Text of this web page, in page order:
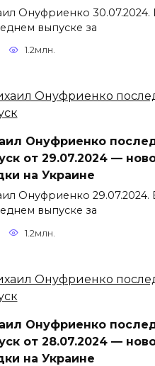
Онуфриенко 30.07.2024.
выпуске за
1.2млн.
Онуфриенко
от 29.07.2024 —
на Украине
Онуфриенко 29.07.2024.
выпуске за
1.2млн.
Онуфриенко
от 28.07.2024 —
на Украине